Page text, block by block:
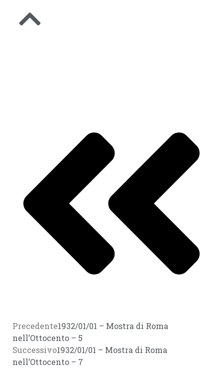
Precedente1932/01/01 – Mostra di Roma
nell’Ottocento – 5
Successivo1932/01/01 – Mostra di Roma
nell’Ottocento – 7